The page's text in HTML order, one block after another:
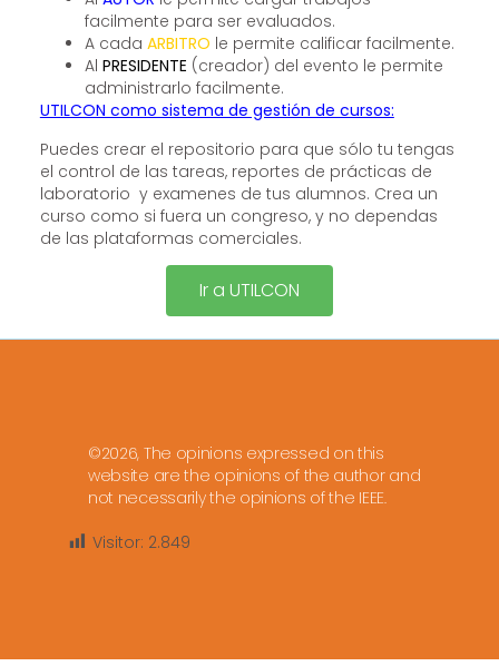
facilmente para ser evaluados.
A cada ARBITRO le permite calificar facilmente.
Al PRESIDENTE (creador) del evento le permite
administrarlo facilmente.
UTILCON como sistema de gestión de cursos:
Puedes crear el repositorio para que sólo tu tengas
el control de las tareas, reportes de prácticas de
laboratorio y examenes de tus alumnos. Crea un
curso como si fuera un congreso, y no dependas
de las plataformas comerciales.
Ir a UTILCON
©2026, The opinions expressed on this
website are the opinions of the author and
not necessarily the opinions of the IEEE.
Visitor: 2.849